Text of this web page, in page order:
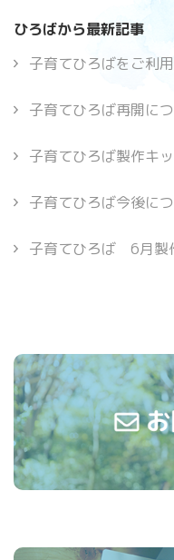
ナ
ゲ
シ
ン
ひろばから最新記事
子育てひろばをご利
子育てひろば再開に
子育てひろば製作キ
子育てひろば今後に
子育てひろば 6月製